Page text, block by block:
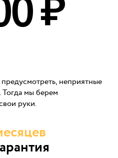
₽
неприятные
Тогда мы берем
руки.